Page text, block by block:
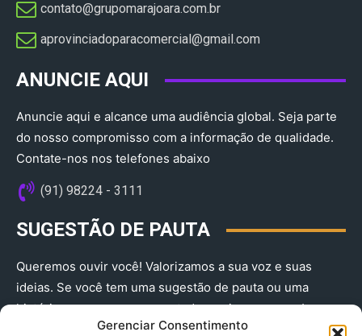
Gerenciar Consentimento
contato@grupomarajoara.com.br
aprovinciadoparacomercial@gmail.com​
ANUNCIE AQUI
Anuncie aqui e alcance uma audiência global. Seja parte
do nosso compromisso com a informação de qualidade.
Contate-nos nos telefones abaixo
(91) 98224 - 3111
SUGESTÃO DE PAUTA
Queremos ouvir você! Valorizamos a sua voz e suas
ideias. Se você tem uma sugestão de pauta ou uma
história que merece ser contada, envie-nos agora!